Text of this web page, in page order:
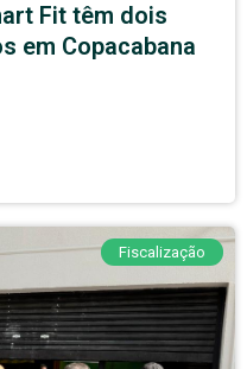
Fit têm dois
em Copacabana
Fiscalização